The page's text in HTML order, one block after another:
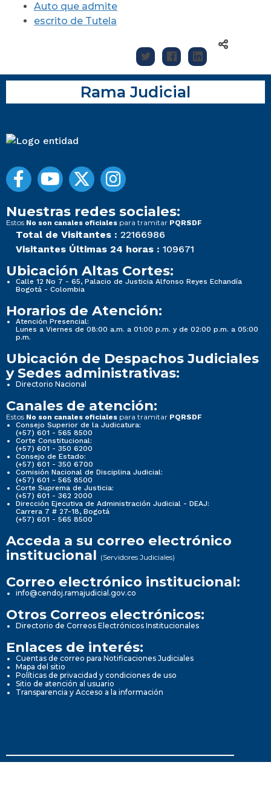
Auto que admite
escrito de Tutela
Rama Judicial
Nuestras redes sociales:
Estos No son canales oficiales para tramitar PQRSDF
Total de Visitantes : 22166986
Visitantes Últimas 24 horas : 109671
Ubicación Altas Cortes:
Calle 12 No 7 - 65, Palacio de Justicia Alfonso Reyes Echandía
Bogotá - Colombia
Horarios de Atención:
Atención Presencial:
Lunes a Viernes de 08:00 a.m. a 01:00 p.m. y de 02:00 p.m. a 05:00
p.m.
Ubicación de Despachos Judiciales
y Sedes administrativas:
Directorio Nacional
Canales de atención:
Estos No son canales oficiales para tramitar PQRSDF
Consejo Superior de la Judicatura:
(+57) 601 - 565 8500
Corte Constitucional:
(+57) 601 - 350 6200
Consejo de Estado:
(+57) 601 - 350 6700
Comisión Nacional de Disciplina Judicial:
(+57) 601 - 565 8500
Corte Suprema de Justicia:
(+57) 601 - 362 2000
Dirección Ejecutiva de Administración Judicial - DEAJ:
Carrera 7 # 27-18, Bogotá
(+57) 601 - 565 8500
Acceda a su correo electrónico
institucional (Servidores Judiciales)
Correo electrónico institucional:
info@cendoj.ramajudicial.gov.co
Otros Correos electrónicos:
Directorio de Correos Electrónicos Institucionales
Enlaces de interés:
Cuentas de correo para Notificaciones Judiciales
Mapa del sitio
Políticas de privacidad y condiciones de uso
Sitio de atención al usuario
Transparencia y Acceso a la información